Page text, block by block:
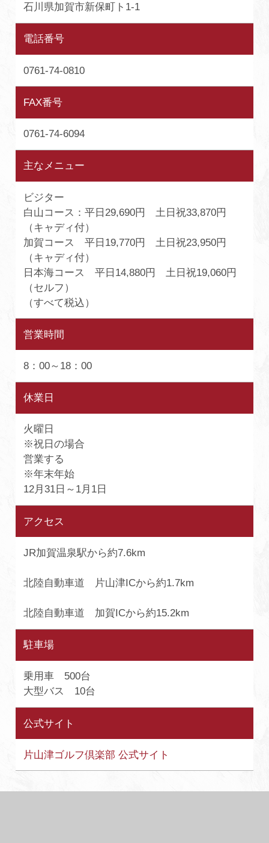
石川県加賀市新保町ト1-1
電話番号
0761-74-0810
FAX番号
0761-74-6094
主なメニュー
ビジター
白山コース：平日29,690円 土日祝33,870円
（キャディ付）
加賀コース 平日19,770円 土日祝23,950円
（キャディ付）
日本海コース 平日14,880円 土日祝19,060円
（セルフ）
（すべて税込）
営業時間
8：00～18：00
休業日
火曜日
※祝日の場合
営業する
※年末年始
12月31日～1月1日
アクセス
JR加賀温泉駅から約7.6km
北陸自動車道 片山津ICから約1.7km
北陸自動車道 加賀ICから約15.2km
駐車場
乗用車 500台
大型バス 10台
公式サイト
片山津ゴルフ倶楽部 公式サイト